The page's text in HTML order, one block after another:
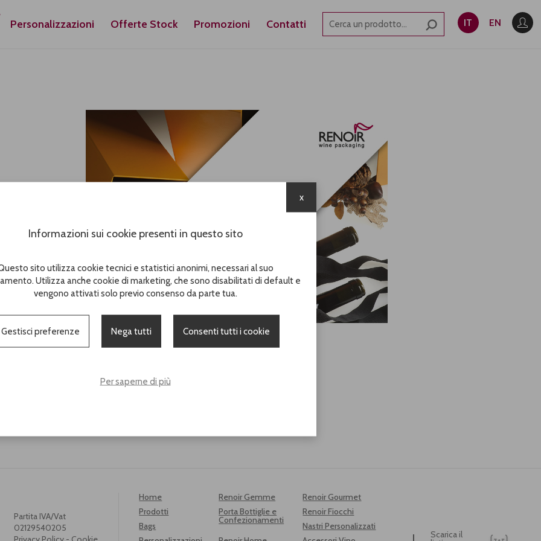
Personalizzazioni Offerte Stock Promozioni Contatti IT EN
Scarica il catalogo
Partita IVA/Vat
02129540205
Home
Prodotti
Bags
Renoir Gemme
Renoir Gourmet
Porta Bottiglie e
Confezionamenti
Renoir Fiocchi
Nastri Personalizzati
Scarica il
Informazioni sui cookie presenti in questo sito
sito utilizza cookie tecnici e statistici anonimi, necessari al suo
Utilizza anche cookie di marketing, che sono disabilitati di default e
vengono attivati solo previo consenso da parte tua.
Gestisci preferenze Nega tutti Consenti tutti i cookie
Per saperne di più
x